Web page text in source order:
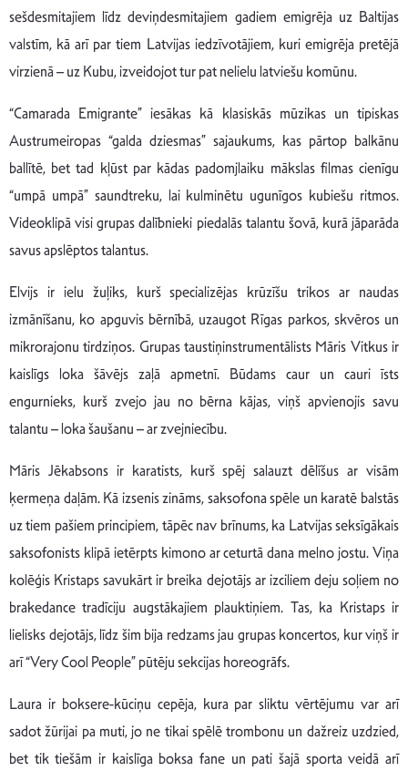
sešdesmitajiem līdz deviņdesmitajiem gadiem emigrēja uz Baltijas
valstīm, kā arī par tiem Latvijas iedzīvotājiem, kuri emigrēja pretējā
virzienā – uz Kubu, izveidojot tur pat nelielu latviešu komūnu.
“Camarada Emigrante” iesākas kā klasiskās mūzikas un tipiskas
Austrumeiropas “galda dziesmas” sajaukums, kas pārtop balkānu
ballītē, bet tad kļūst par kādas padomjlaiku mākslas filmas cienīgu
“umpā umpā” saundtreku, lai kulminētu ugunīgos kubiešu ritmos.
Videoklipā visi grupas dalībnieki piedalās talantu šovā, kurā jāparāda
savus apslēptos talantus.
Elvijs ir ielu žuļiks, kurš specializējas krūzīšu trikos ar naudas
izmānīšanu, ko apguvis bērnībā, uzaugot Rīgas parkos, skvēros un
mikrorajonu tirdziņos. Grupas taustiņinstrumentālists Māris Vitkus ir
kaislīgs loka šāvējs zaļā apmetnī. Būdams caur un cauri īsts
engurnieks, kurš zvejo jau no bērna kājas, viņš apvienojis savu
talantu – loka šaušanu – ar zvejniecību.
Māris Jēkabsons ir karatists, kurš spēj salauzt dēlīšus ar visām
ķermeņa daļām. Kā izsenis zināms, saksofona spēle un karatē balstās
uz tiem pašiem principiem, tāpēc nav brīnums, ka Latvijas seksīgākais
saksofonists klipā ietērpts kimono ar ceturtā dana melno jostu. Viņa
kolēģis Kristaps savukārt ir breika dejotājs ar izciliem deju soļiem no
brakedance tradīciju augstākajiem plauktiņiem. Tas, ka Kristaps ir
lielisks dejotājs, līdz šim bija redzams jau grupas koncertos, kur viņš ir
arī “Very Cool People” pūtēju sekcijas horeogrāfs.
Laura ir boksere-kūciņu cepēja, kura par sliktu vērtējumu var arī
sadot žūrijai pa muti, jo ne tikai spēlē trombonu un dažreiz uzdzied,
bet tik tiešām ir kaislīga boksa fane un pati šajā sporta veidā arī